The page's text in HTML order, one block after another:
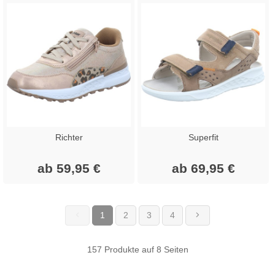
Richter
ab 59,95 €
Superfit
ab 69,95 €
1 (current)
2 3 4
157 Produkte auf 8 Seiten